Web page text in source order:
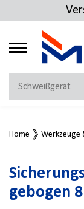
MEIN KONTO
Jetzt
NEU BEI
Jetzt
Home Werkzeuge
gebogen